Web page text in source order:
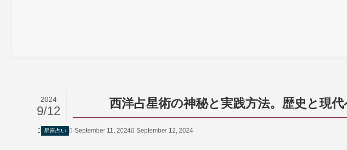
西洋占星術の神秘と実践方法。歴史と現
2024
9/12
星座占い September 11, 2024 September 12, 2024